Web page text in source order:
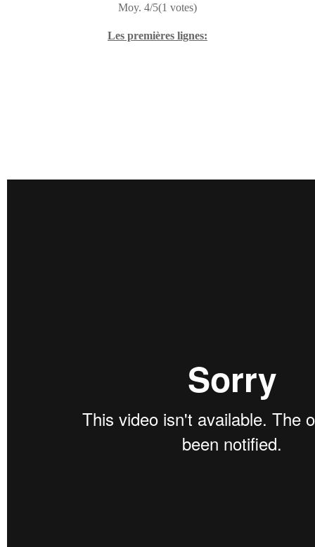
Moy. 4/5(1 votes)
Les premières lignes: